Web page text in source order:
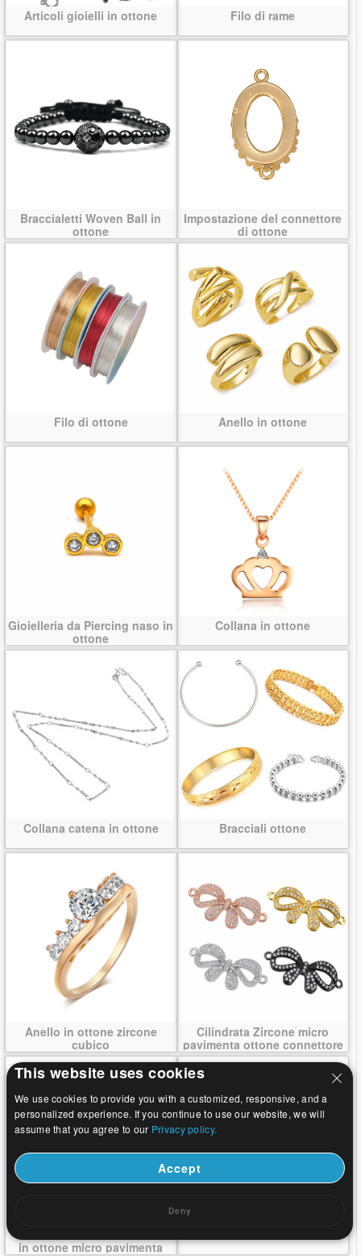
Articoli gioielli in ottone Filo di rame
Braccialetti Woven Ball in
ottone
Impostazione del connettore
di ottone
Filo di ottone Anello in ottone
Gioielleria da Piercing naso in
ottone
Collana in ottone
Collana catena in ottone Bracciali ottone
Anello in ottone zircone
cubico
Cilindrata Zircone micro
pavimenta ottone connettore
Cilindrata Zircone Bracciale
in ottone micro pavimenta
This website uses cookies
We use cookies to provide you with a customized, responsive, and a
personalized experience. If you continue to use our website, we will
assume that you agree to our Privacy policy.
Accept
Deny